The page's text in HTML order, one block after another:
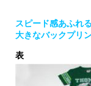
スピード感あふれ
大きなバックプリ